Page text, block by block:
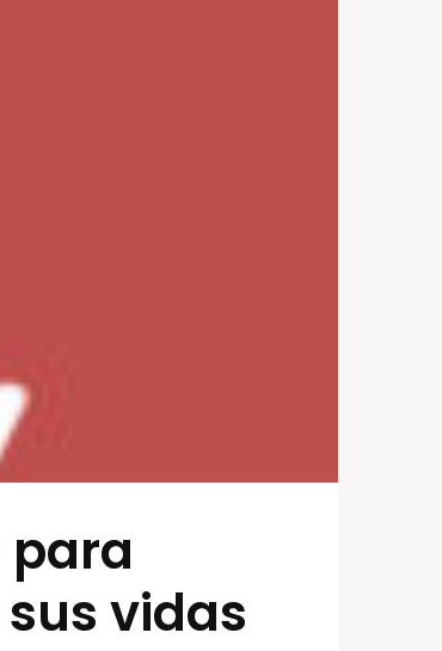
para
vidas